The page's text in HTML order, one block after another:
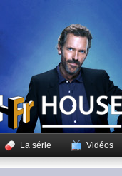
La série Vidéos